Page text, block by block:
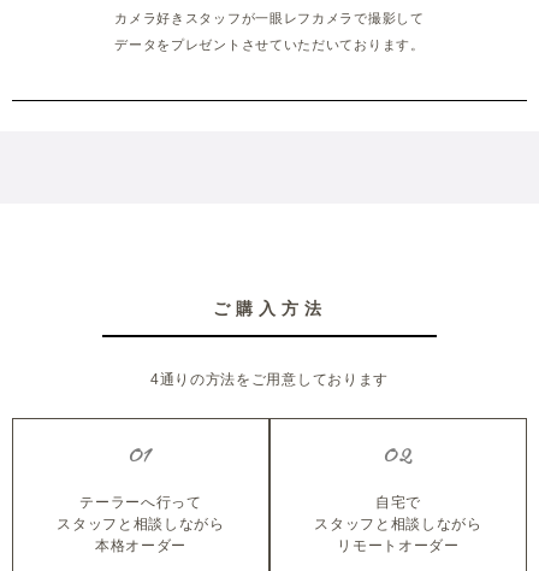
カメラ好きスタッフが一眼レフカメラで撮影して
データをプレゼントさせていただいております。
ご購入方法
4通りの方法をご用意しております
01
テーラーへ行って
スタッフと相談しながら
本格オーダー
02
自宅で
スタッフと相談しながら
リモートオーダー